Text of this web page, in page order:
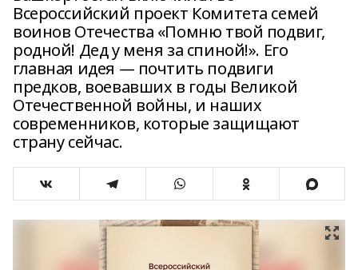
Всероссийский проект Комитета семей
воинов Отечества «Помню твой подвиг,
родной! Дед у меня за спиной!». Его
главная идея — почтить подвиги
предков, воевавших в годы Великой
Отечественной войны, и наших
современников, которые защищают
страну сейчас.